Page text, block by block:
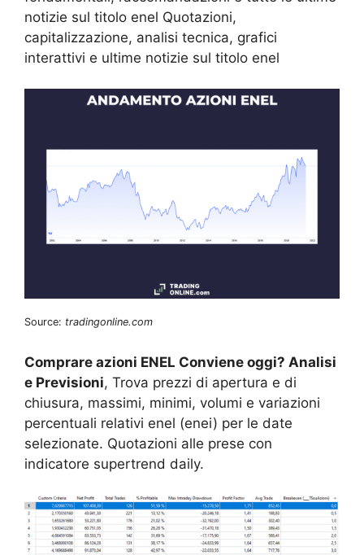
notizie sul titolo enel Quotazioni,
capitalizzazione, analisi tecnica, grafici
interattivi e ultime notizie sul titolo enel
Source: tradingonline.com
Comprare azioni ENEL Conviene oggi? Analisi
e Previsioni, Trova prezzi di apertura e di
chiusura, massimi, minimi, volumi e variazioni
percentuali relativi enel (enei) per le date
selezionate. Quotazioni alle prese con
indicatore supertrend daily.